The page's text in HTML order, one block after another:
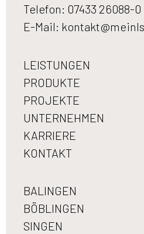
Telefon: 07433 26088-0
E-Mail:
LEISTUNGEN
PRODUKTE
PROJEKTE
UNTERNEHMEN
KARRIERE
KONTAKT
BALINGEN
BÖBLINGEN
SINGEN